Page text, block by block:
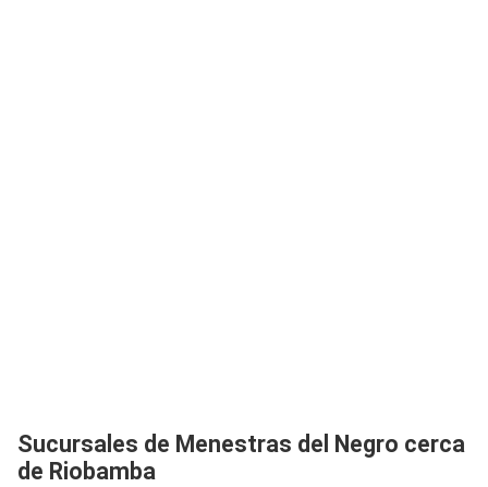
Sucursales de Menestras del Negro cerca
de Riobamba